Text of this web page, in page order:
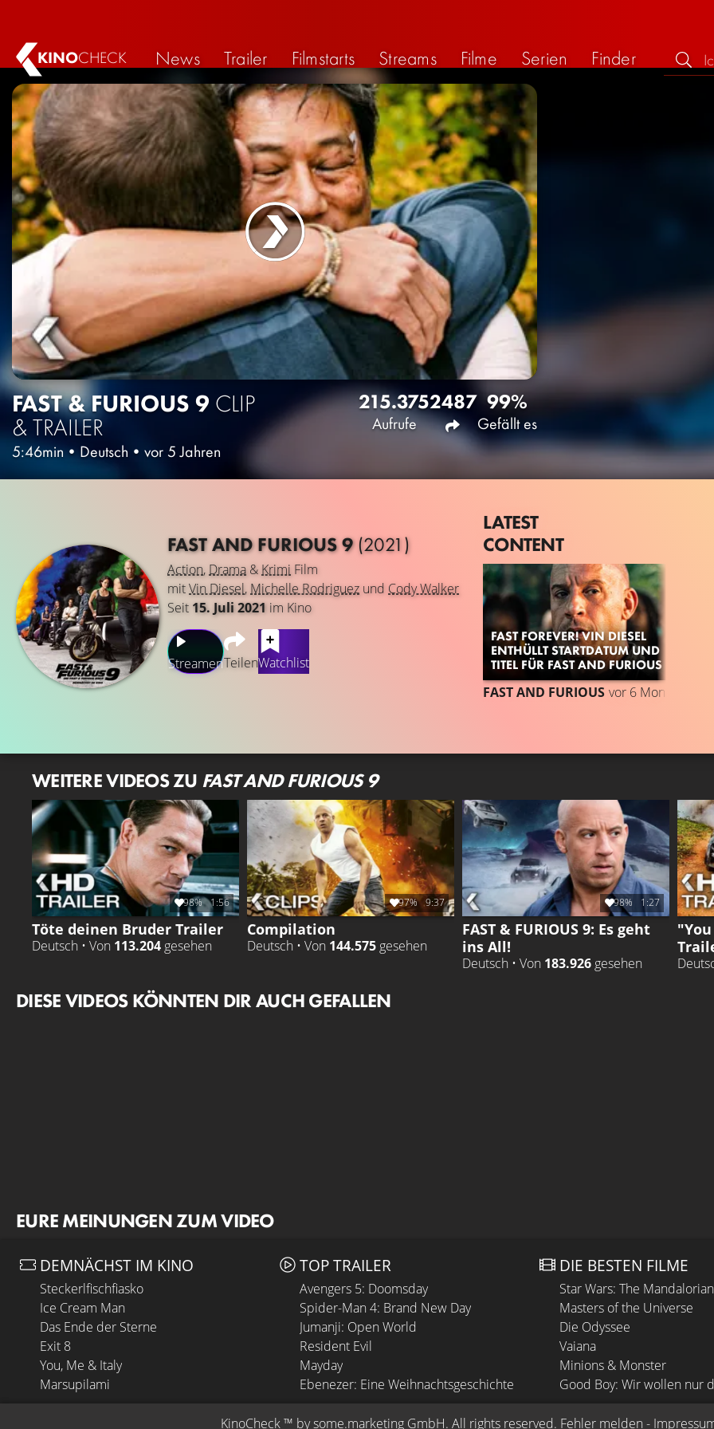
KINOCHECK News Trailer Filmstarts Streams Filme Serien Finder
FAST & FURIOUS 9 CLIP
& TRAILER
5:46min•Deutsch • vor 5 Jahren
215.375
Aufrufe
2487 99%
Gefällt es
FAST AND FURIOUS 9(2021)
Action, Drama& Krimi Film
mitVin Diesel, Michelle Rodriguez und Cody Walker
Seit 15. Juli 2021 im Kino
StreamenTeilenWatchlist
LATEST
CONTENT
FAST FOREVER! VIN DIESEL
ENTHÜLLT STARTDATUM UND
TITEL FÜR FAST AND FURIOUS 11
FAST AND FURIOUS vor 6 Monaten
WEITERE VIDEOS ZU FAST AND FURIOUS 9
98% 1:56
Töte deinen Bruder Trailer
Deutsch • Von 113.204 gesehen
97% 9:37
Compilation
Deutsch • Von 144.575 gesehen
98% 1:27
FAST & FURIOUS 9: Es geht
ins All!
Deutsch • Von 183.926 gesehen
DIESE VIDEOS KÖNNTEN DIR AUCH GEFALLEN
EURE MEINUNGEN ZUM VIDEO
DEMNÄCHST IM KINO
Steckerlfischfiasko
Ice Cream Man
Das Ende der Sterne
Exit 8
You, Me & Italy
Marsupilami
TOP TRAILER
Avengers 5: Doomsday
Spider-Man 4: Brand New Day
Jumanji: Open World
Resident Evil
Mayday
Ebenezer: Eine Weihnachtsgeschichte
DIE BESTEN FILME
Star Wars: The
Masters of the Universe
Die Odyssee
Vaiana
Minions & Monster
Good Boy: Wir wollen nur
KinoCheck ™ by some.marketing GmbH. All rights reserved. Fehler melden -